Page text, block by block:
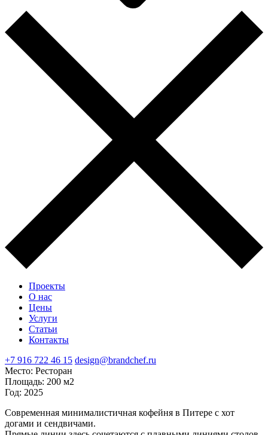
Проекты
О нас
Цены
Услуги
Статьи
Контакты
+7 916 722 46 15 design@brandchef.ru
Место: Ресторан
Площадь: 200 м2
Год: 2025
Современная минималистичная кофейня в Питере с хот
догами и сендвичами.